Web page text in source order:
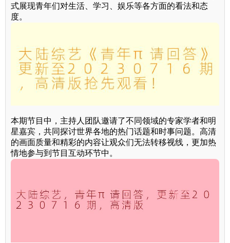
式展现青年们对生活、学习、娱乐等各方面的看法和态
度。
本期节目中，主持人团队邀请了不同领域的专家学者和明
星嘉宾，共同探讨世界各地的热门话题和时事问题。高清
的画面质量和精彩的内容让观众们无法转移视线，更加热
情地参与到节目互动环节中。